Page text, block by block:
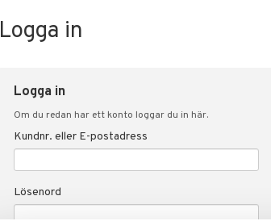
Logga in
Logga in
Om du redan har ett konto loggar du in här.
Kundnr. eller E-postadress
Lösenord